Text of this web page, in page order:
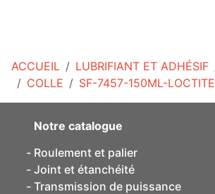
ACCUEIL LUBRIFIANT ET ADHÉSIF
COLLE
SF-7457-150ML-LOCTITE
Notre catalogue
Roulement et palier
Joint et étanchéité
Transmission de puissance